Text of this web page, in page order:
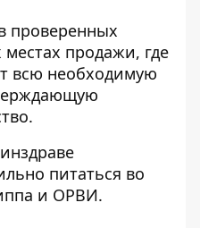
проверенных
продажи, где
всю необходимую
питаться во
и ОРВИ.